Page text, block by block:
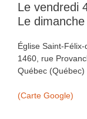
Le vendredi
Le
Église Saint-
1460, rue
Québec (Québec)
(Carte Google)